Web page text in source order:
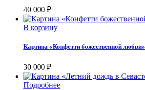
40 000 ₽
В корзину
Картина «Конфетти божественной любви»
30 000 ₽
Подробнее